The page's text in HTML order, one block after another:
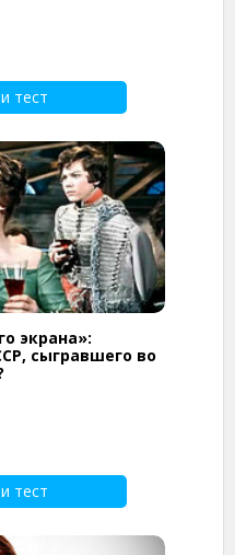
тест
экрана»:
сыгравшего во
тест